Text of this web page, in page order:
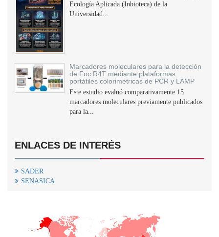
Ecología Aplicada (Inbioteca) de la
Universidad...
Marcadores moleculares para la detección
de Foc R4T mediante plataformas
portátiles colorimétricas de PCR y LAMP
Este estudio evaluó comparativamente 15
marcadores moleculares previamente publicados
para la...
ENLACES DE INTERÉS
SADER
SENASICA